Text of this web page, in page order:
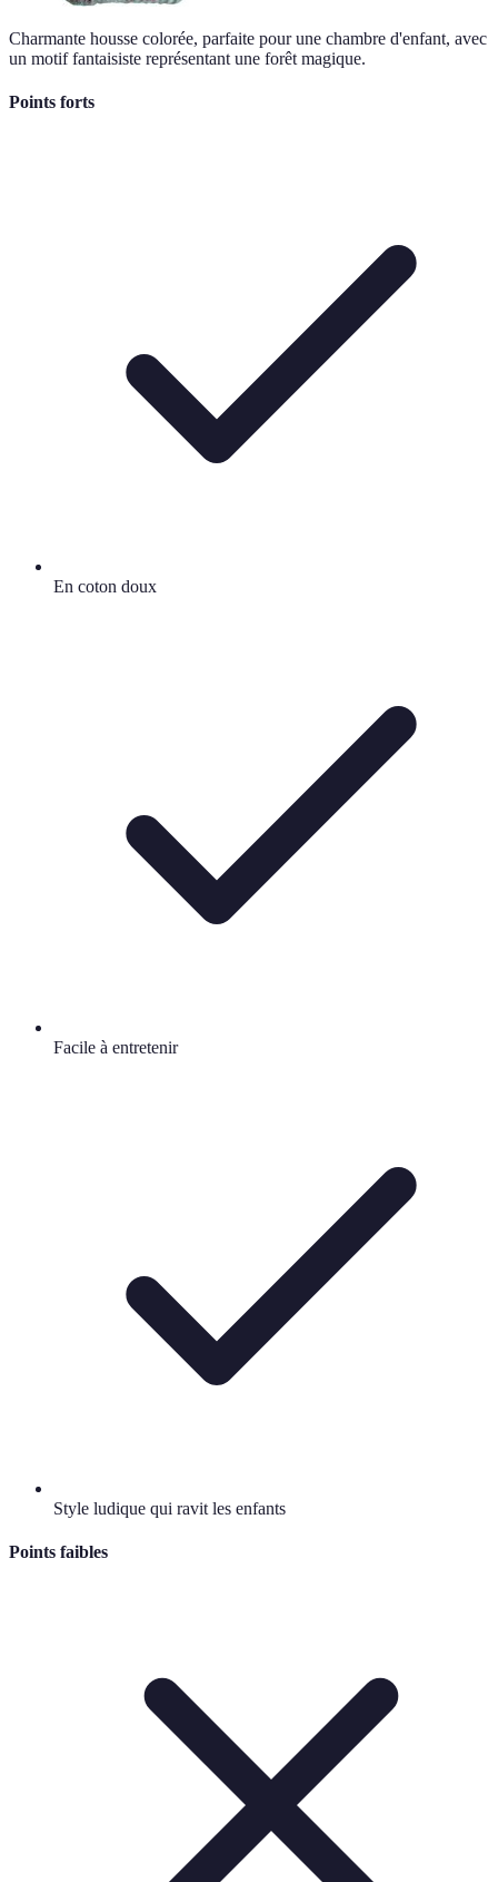
Charmante housse colorée, parfaite pour une chambre d'enfant, avec
un motif fantaisiste représentant une forêt magique.
Points forts
En coton doux
Facile à entretenir
Style ludique qui ravit les enfants
Points faibles